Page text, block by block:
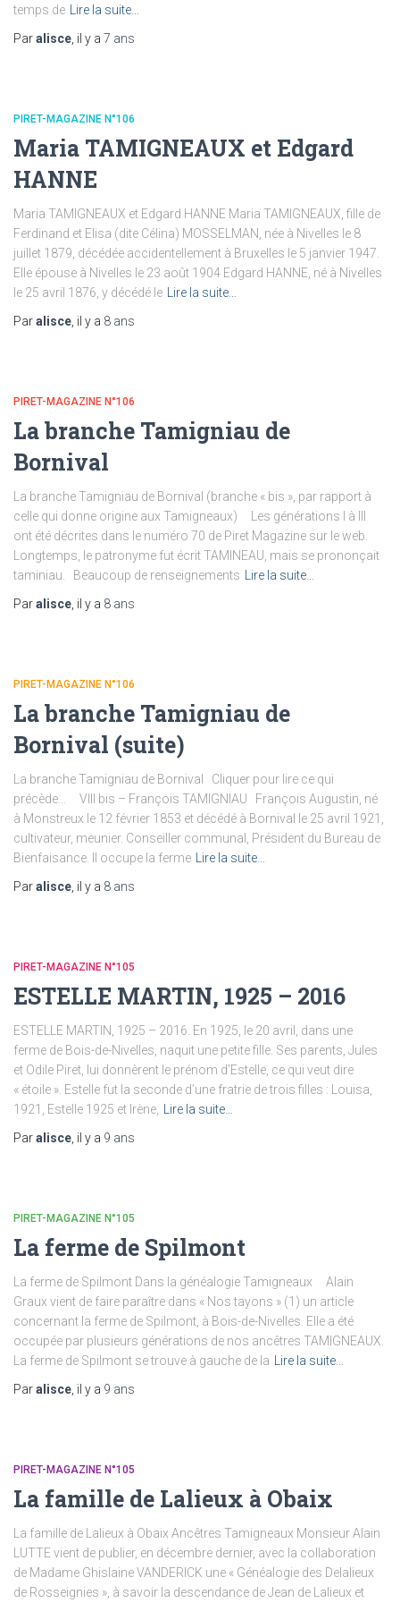
temps de
Lire la suite…
Paralisce , il y a 7 ans
PIRET-MAGAZINE N°106
Maria TAMIGNEAUX et Edgard
HANNE
Maria TAMIGNEAUX et Edgard HANNE Maria TAMIGNEAUX, fille de
Ferdinand et Elisa (dite Célina) MOSSELMAN, née à Nivelles le 8
juillet 1879, décédée accidentellement à Bruxelles le 5 janvier 1947.
Elle épouse à Nivelles le 23 août 1904 Edgard HANNE, né à Nivelles
le 25 avril 1876, y décédé le
Lire la suite…
Paralisce , il y a 8 ans
PIRET-MAGAZINE N°106
La branche Tamigniau de
Bornival
La branche Tamigniau de Bornival (branche « bis », par rapport à
celle qui donne origine aux Tamigneaux) Les générations I à III
ont été décrites dans le numéro 70 de Piret Magazine sur le web.
Longtemps, le patronyme fut écrit TAMINEAU, mais se prononçait
taminiau. Beaucoup de renseignements
Lire la suite…
Paralisce , il y a 8 ans
PIRET-MAGAZINE N°106
La branche Tamigniau de
Bornival (suite)
La branche Tamigniau de Bornival Cliquer pour lire ce qui
précède… VIII bis – François TAMIGNIAU François Augustin, né
à Monstreux le 12 février 1853 et décédé à Bornival le 25 avril 1921,
cultivateur, meunier. Conseiller communal, Président du Bureau de
Bienfaisance. Il occupe la ferme
Lire la suite…
Paralisce , il y a 8 ans
PIRET-MAGAZINE N°105
ESTELLE MARTIN, 1925 – 2016
ESTELLE MARTIN, 1925 – 2016. En 1925, le 20 avril, dans une
ferme de Bois-de-Nivelles, naquit une petite fille. Ses parents, Jules
et Odile Piret, lui donnèrent le prénom d’Estelle, ce qui veut dire
« étoile ». Estelle fut la seconde d’une fratrie de trois filles : Louisa,
1921, Estelle 1925 et Irène,
Lire la suite…
Paralisce , il y a 9 ans
PIRET-MAGAZINE N°105
La ferme de Spilmont
La ferme de Spilmont Dans la généalogie Tamigneaux Alain
Graux vient de faire paraître dans « Nos tayons » (1) un article
concernant la ferme de Spilmont, à Bois-de-Nivelles. Elle a été
occupée par plusieurs générations de nos ancêtres TAMIGNEAUX.
La ferme de Spilmont se trouve à gauche de la
Lire la suite…
Paralisce , il y a 9 ans
PIRET-MAGAZINE N°105
La famille de Lalieux à Obaix
La famille de Lalieux à Obaix Ancêtres Tamigneaux Monsieur Alain
LUTTE vient de publier, en décembre dernier, avec la collaboration
de Madame Ghislaine VANDERICK une « Généalogie des Delalieux
de Rosseignies », à savoir la descendance de Jean de Lalieux et